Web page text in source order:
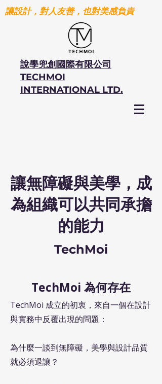
讓設計，對人友善，也對美感負責
說學兜創國際有限公司
TECHMOI
INTERNATIONAL LTD.
讓無障礙與美學，成
為組織可以共同承擔
的能力
TechMoi
TechMoi 為何存在
TechMoi 成立的初衷，來自一個在設計
與實務中反覆出現的問題：
為什麼一談到無障礙，美學與設計品質
就必須退讓？